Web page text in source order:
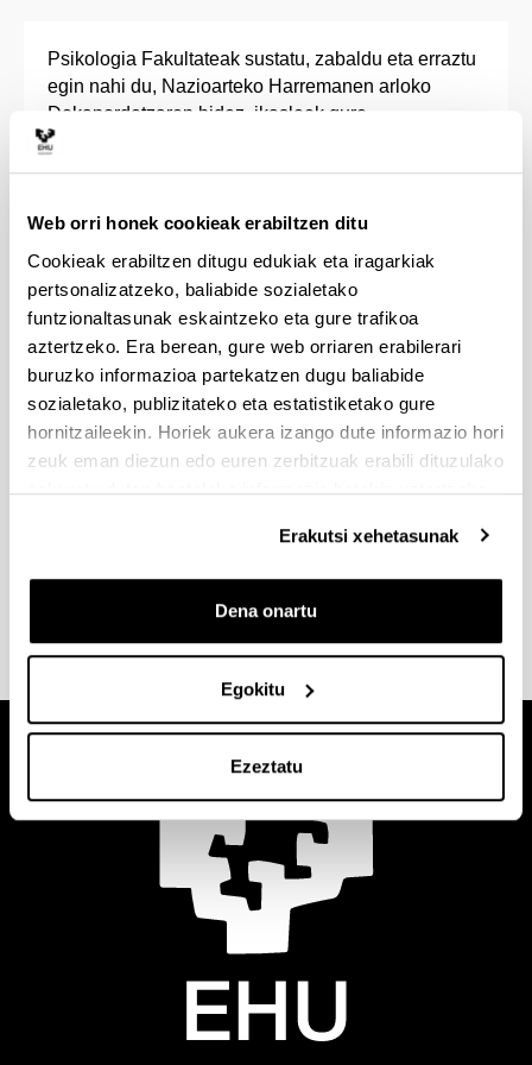
Web orri honek cookieak erabiltzen ditu
Cookieak erabiltzen ditugu edukiak eta iragarkiak
pertsonalizatzeko, baliabide sozialetako
funtzionaltasunak eskaintzeko eta gure trafikoa
aztertzeko. Era berean, gure web orriaren erabilerari
buruzko informazioa partekatzen dugu baliabide
sozialetako, publizitateko eta estatistiketako gure
hornitzaileekin. Horiek aukera izango dute informazio hori
zeuk eman diezun edo euren zerbitzuak erabili dituzulako
eskuratu duten bestelako informazio batekin uztartzeko.
Erakutsi xehetasunak
Dena onartu
Egokitu
Ezeztatu
Psikologia Fakultateak sustatu, zabaldu eta erraztu
egin nahi du, Nazioarteko Harremanen arloko
Dekanordetzaren bidez, ikasleek gure
unibertsitateak garatutako estatu barruko eta
nazioarteko truke programetan parte hartzea.
Zein truke programatan parte har dezaket?
Erasmus+ programa, Europako unibertsitateen
arteko mugikortasunerako: Alemania, Belgika,
UPV/EHU-AL, Latinoamerikako
unibertsitateetarako: Argentina, Mexiko, Peru,
Txile, etab.
Beste Norakoak programa: EAB eta Kanadako
unibertsitateetara joateko.
SICUE programa, Espainiako unibertsitate
nagusien arteko trukerako.